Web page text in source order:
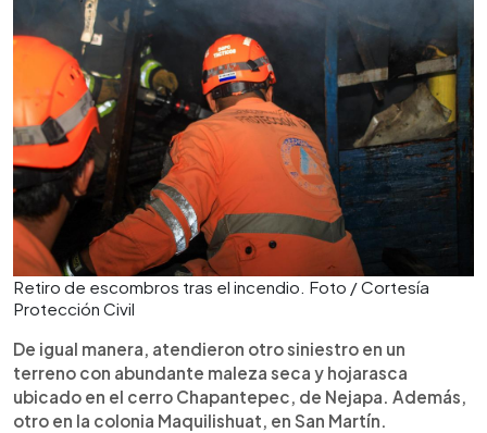
Retiro de escombros tras el incendio. Foto / Cortesía
Protección Civil
De igual manera, atendieron otro siniestro en un
terreno con abundante maleza seca y hojarasca
ubicado en el cerro Chapantepec, de Nejapa. Además,
otro en la colonia Maquilishuat, en San Martín.